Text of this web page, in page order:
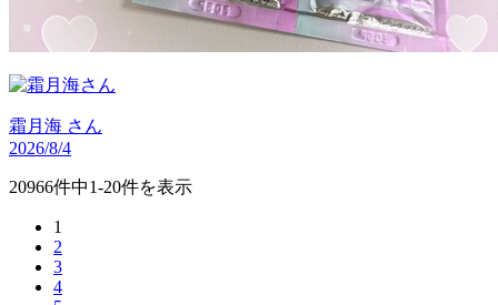
霜月海 さん
2026/8/4
20966件中1-20件を表示
1
2
3
4